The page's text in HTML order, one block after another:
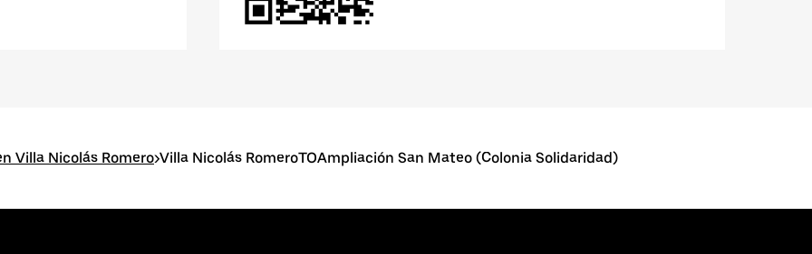
Villa Nicolás Romero>Villa Nicolás RomeroTOAmpliación San Mateo (Colonia Solidaridad)